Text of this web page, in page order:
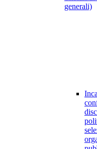
generali)